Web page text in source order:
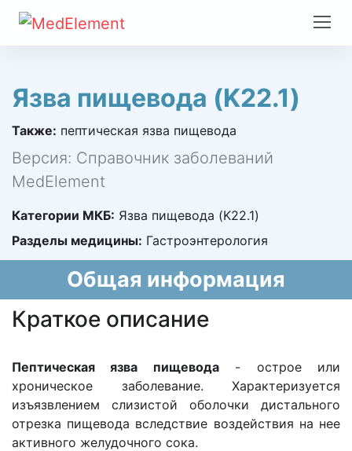
Язва пищевода (K22.1)
Также: пептическая язва пищевода
Версия: Справочник заболеваний
MedElement
Категории МКБ: Язва пищевода (K22.1)
Разделы медицины: Гастроэнтерология
Общая информация
Краткое описание
Пептическая язва пищевода- острое или
хроническое заболевание. Характеризуется
изъязвлением слизистой оболочки дистального
отрезка пищевода вследствие воздействия на нее
активного желудочного сока.